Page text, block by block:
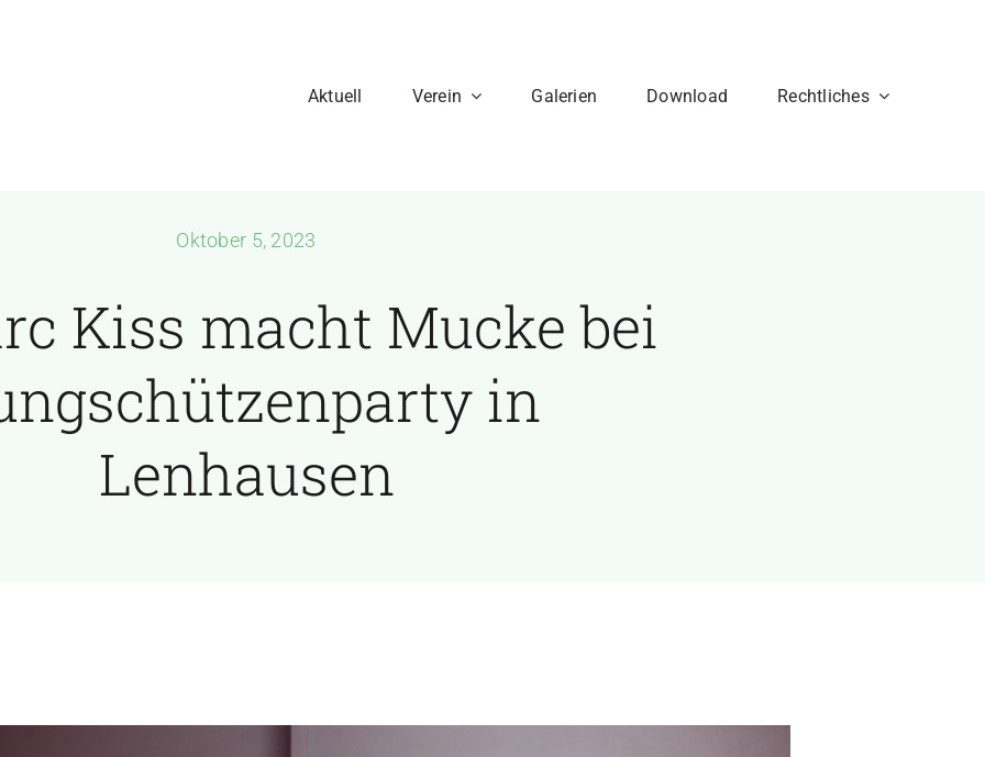
Aktuell Verein Galerien Download Rechtliches
Oktober 5, 2023
Kiss macht Mucke bei
in
Lenhausen